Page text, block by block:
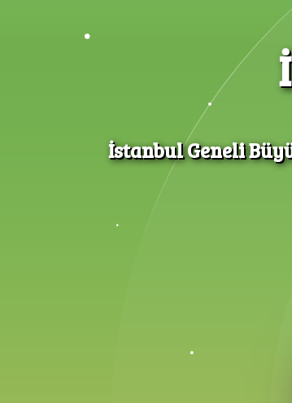
İstanbul Geneli